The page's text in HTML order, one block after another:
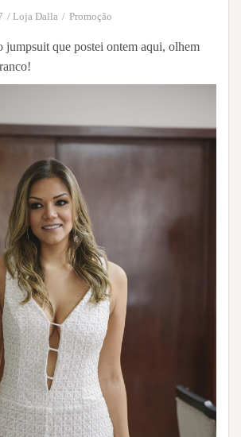
Loja Dalla Promoção
jumpsuit que postei ontem aqui, olhem